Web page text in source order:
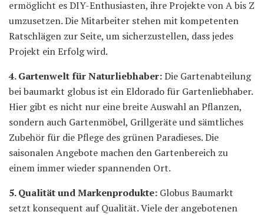
ermöglicht es DIY-Enthusiasten, ihre Projekte von A bis Z
umzusetzen. Die Mitarbeiter stehen mit kompetenten
Ratschlägen zur Seite, um sicherzustellen, dass jedes
Projekt ein Erfolg wird.
4. Gartenwelt für Naturliebhaber:Die Gartenabteilung
bei baumarkt globus ist ein Eldorado für Gartenliebhaber.
Hier gibt es nicht nur eine breite Auswahl an Pflanzen,
sondern auch Gartenmöbel, Grillgeräte und sämtliches
Zubehör für die Pflege des grünen Paradieses. Die
saisonalen Angebote machen den Gartenbereich zu
einem immer wieder spannenden Ort.
5. Qualität und Markenprodukte: Globus Baumarkt
setzt konsequent auf Qualität. Viele der angebotenen